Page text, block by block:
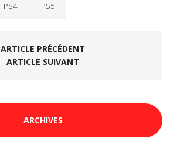
PS4 PS5
ARTICLE PRÉCÉDENT
ARTICLE SUIVANT
ARCHIVES